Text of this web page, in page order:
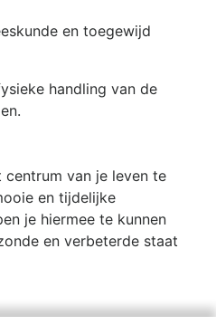
en toegewijd
handling van de
centrum van je leven te
en tijdelijke
je hiermee te kunnen
en verbeterde staat